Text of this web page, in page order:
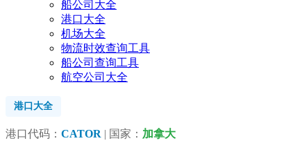
船公司大全
港口大全
机场大全
物流时效查询工具
船公司查询工具
航空公司大全
港口大全
港口代码： CATOR | 国家： 加拿大